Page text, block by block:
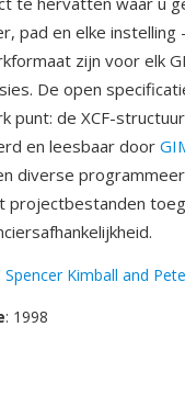
pad en elke
zijn voor elk
De open
punt: de XCF-
en leesbaar door
diverse
projectbestanden
Spencer Kimball and
: 1998